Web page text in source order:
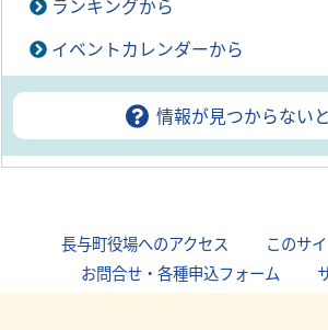
ランキングから
イベントカレンダーから
情報が見つからない
長与町役場へのアクセス このサ
お問合せ・各種申込フォーム